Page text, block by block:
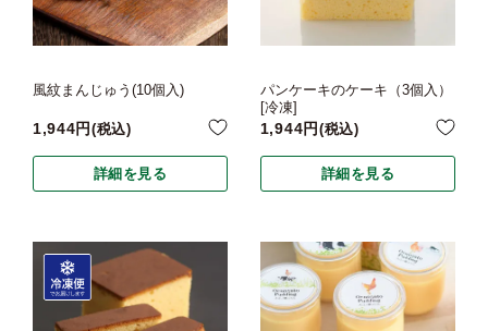
風紋まんじゅう(10個入)
1,944 税込
詳細を見る
パンケーキのケーキ（3個入）
[冷凍]
1,944 税込
詳細を見る